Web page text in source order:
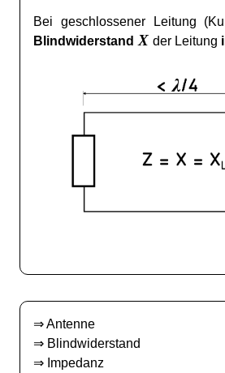
Bei geschlossener Leitung
Blindwiderstand X der Leitung
⇒Antenne
⇒ Blindwiderstand
⇒ Impedanz